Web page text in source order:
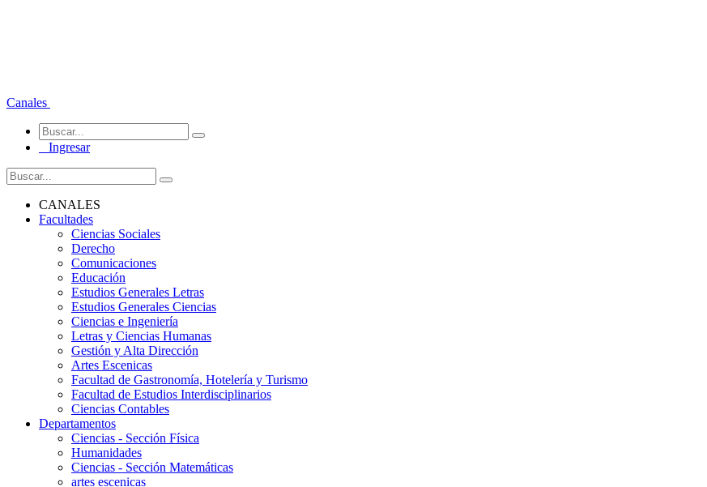
Canales
Ingresar
CANALES
Facultades
Ciencias Sociales
Derecho
Comunicaciones
Educación
Estudios Generales Letras
Estudios Generales Ciencias
Ciencias e Ingeniería
Letras y Ciencias Humanas
Gestión y Alta Dirección
Artes Escenicas
Facultad de Gastronomía, Hotelería y Turismo
Facultad de Estudios Interdisciplinarios
Ciencias Contables
Departamentos
Ciencias - Sección Física
Humanidades
Ciencias - Sección Matemáticas
artes escenicas